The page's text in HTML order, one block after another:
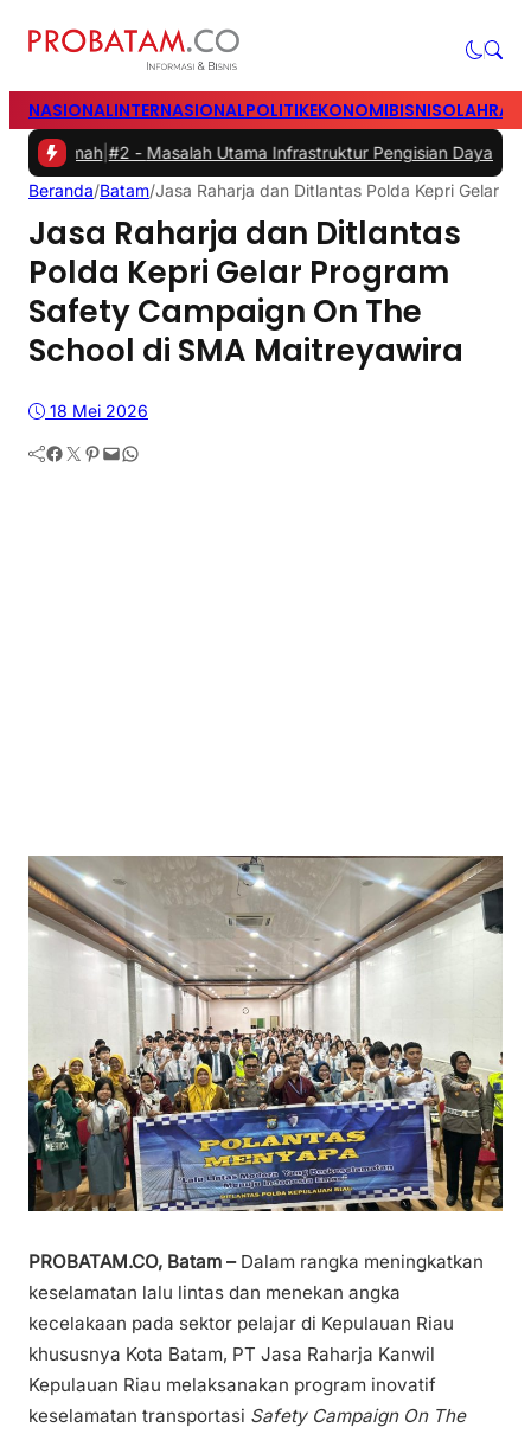
NASIONALINTERNASIONALPOLITIKEKONOMIBISNIS
#2 -Masalah Utama Infrastruktur Pengisian Daya untuk Mobil
Beranda/Batam/Jasa Raharja dan Ditlantas Polda Kepri Gelar
Jasa Raharja dan Ditlantas
Polda Kepri Gelar Program
Safety Campaign On The
School di SMA Maitreyawira
18 Mei 2026
Facebook Twitter Pinterest Mail WhatsApp
PROBATAM.CO, Batam –Dalam rangka meningkatkan
keselamatan lalu lintas dan menekan angka
kecelakaan pada sektor pelajar di Kepulauan Riau
khususnya Kota Batam, PT Jasa Raharja Kanwil
Kepulauan Riau melaksanakan program inovatif
keselamatan transportasi Safety Campaign On The